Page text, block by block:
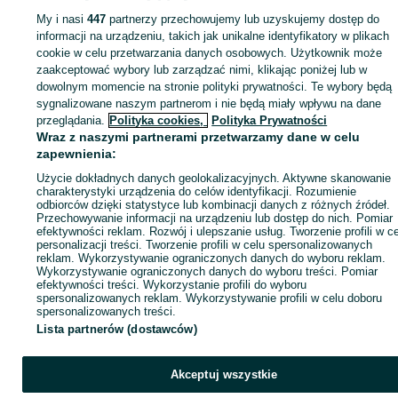
Zaloguj się / Załóż konto
Kup
My i nasi447 partnerzy przechowujemy lub uzyskujemy dostęp do
informacji na urządzeniu, takich jak unikalne identyfikatory w plikach
cookie w celu przetwarzania danych osobowych. Użytkownik może
zaakceptować wybory lub zarządzać nimi, klikając poniżej lub w
dowolnym momencie na stronie polityki prywatności. Te wybory będą
sygnalizowane naszym partnerom i nie będą miały wpływu na dane
przeglądania. Polityka cookies, Polityka Prywatności
Wraz z naszymi partnerami przetwarzamy dane w celu
zapewnienia:
Użycie dokładnych danych geolokalizacyjnych. Aktywne skanowanie
charakterystyki urządzenia do celów identyfikacji. Rozumienie
odbiorców dzięki statystyce lub kombinacji danych z różnych źródeł.
Przechowywanie informacji na urządzeniu lub dostęp do nich. Pomiar
efektywności reklam. Rozwój i ulepszanie usług. Tworzenie profili w
personalizacji treści. Tworzenie profili w celu spersonalizowanych
reklam. Wykorzystywanie ograniczonych danych do wyboru reklam.
Wykorzystywanie ograniczonych danych do wyboru treści. Pomiar
efektywności treści. Wykorzystanie profili do wyboru
spersonalizowanych reklam. Wykorzystywanie profili w celu doboru
spersonalizowanych treści.
Lista partnerów (dostawców)
Akceptuj wszystkie